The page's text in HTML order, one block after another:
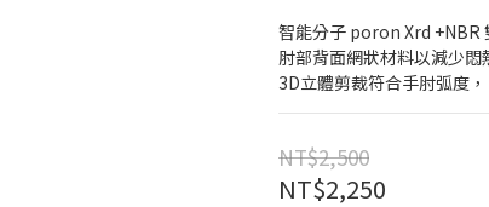
智能分子 poron Xrd +NBR
肘部背面網狀材料以減少
3D立體剪裁符合手肘弧度
NT$2,500
NT$2,250